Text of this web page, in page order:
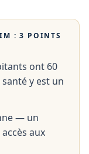
: 3 POINTS
ont 60
y est un
— un
aux